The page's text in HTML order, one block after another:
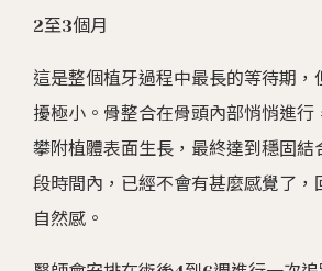
2至3個月
這是整個植牙過程中最長的等待期，
擾極小。骨整合在骨頭內部悄悄進行
攀附植體表面生長，最終達到穩固結
段時間內，已經不會有甚麼感覺了，
自然感。